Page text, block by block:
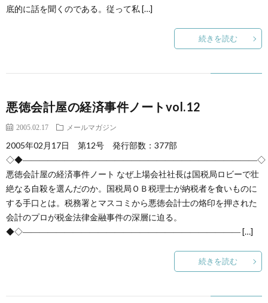
底的に話を聞くのである。従って私 […]
続きを読む
悪徳会計屋の経済事件ノートvol.12
2005.02.17 メールマガジン
2005年02月17日 第12号 発行部数：377部
◇◆――――――――――――――――――――――――――――◇
悪徳会計屋の経済事件ノート なぜ上場会社社長は国税局ロビーで壮
絶なる自殺を選んだのか。国税局ＯＢ税理士が納税者を食いものに
する手口とは。税務署とマスコミから悪徳会計士の烙印を押された
会計のプロが税金法律金融事件の深層に迫る。
◆◇―――――――――――――――――――――――――― […]
続きを読む